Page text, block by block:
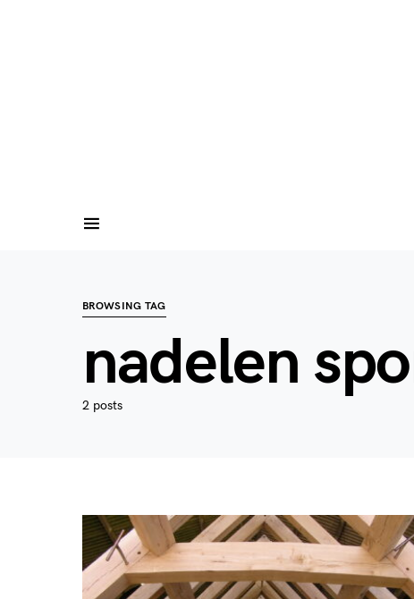
BROWSING TAG
nadelen
2 posts